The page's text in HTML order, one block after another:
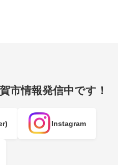
市情報発信中です！
Instagram